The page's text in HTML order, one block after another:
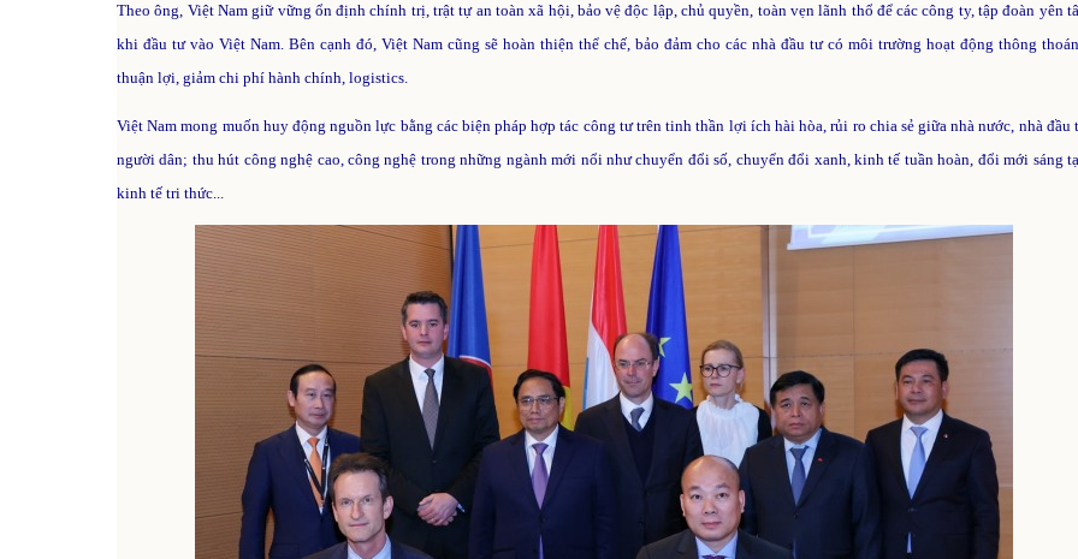
Theo ông, Việt Nam giữ vững ổn định chính trị, trật tự an toàn xã hội, bảo vệ độc lập, chủ quyền, toàn vẹn lãnh thổ để các công ty, tập đoàn yên
khi đầu tư vào Việt Nam. Bên cạnh đó, Việt Nam cũng sẽ hoàn thiện thể chế, bảo đảm cho các nhà đầu tư có môi trường hoạt động thông
thuận lợi, giảm chi phí hành chính, logistics.
Việt Nam mong muốn huy động nguồn lực bằng các biện pháp hợp tác công tư trên tinh thần lợi ích hài hòa, rủi ro chia sẻ giữa nhà nước, nhà đầu
người dân; thu hút công nghệ cao, công nghệ trong những ngành mới nổi như chuyển đổi số, chuyển đổi xanh, kinh tế tuần hoàn, đổi mới sáng
kinh tế tri thức...